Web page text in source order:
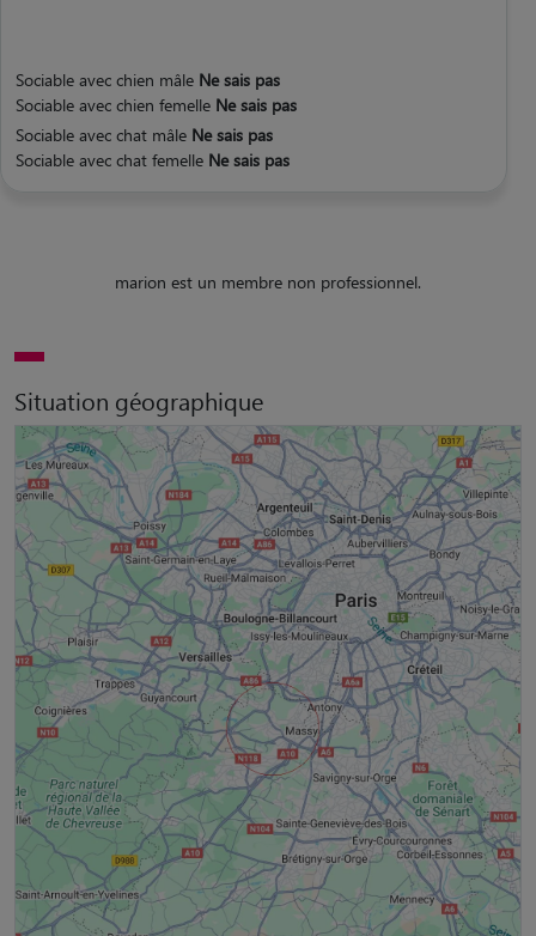
Sociable avec chien mâle Ne sais pas
Sociable avec chien femelle Ne sais pas
Sociable avec chat mâle Ne sais pas
Sociable avec chat femelle Ne sais pas
marion est un membre non professionnel.
Situation géographique